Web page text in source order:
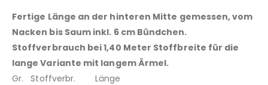
Fertige Länge an der hinteren Mitte gemessen, vom
Nacken bis Saum inkl. 6 cm Bündchen.
Stoffverbrauch bei 1,40 Meter Stoffbreite für die
lange Variante mit langem Ärmel.
Gr. Stoffverbr. Länge